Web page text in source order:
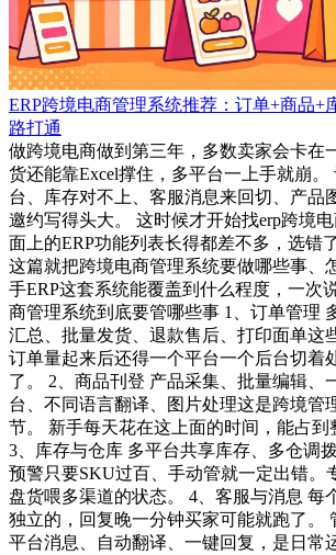
ERP跨境电商管理系统推荐：订单+商品+
路打通
做跨境电商做到第三年，多数卖家会卡在
货还能靠Excel撑住，多平台一上手就崩。
台、库存对不上、客服消息来回切、产品
邀约写得头大。 这时候才开始找erp跨境
面上的ERP功能列表长得都差不多，选错
这篇就把跨境电商管理系统要做哪些事、
手ERP这套系统能覆盖到什么程度，一次
商管理系统到底要管哪些事 1、订单管理
汇总、批量发货、退款售后、打印面单这
订单量起来后还得一个平台一个后台切着
了。 2、商品刊登 产品采集、批量编辑、
台、不同语言翻译、图片处理这是跨境管
节。 新手每天花在这上面的时间，能占到
3、库存与仓库 多平台共享库存、多仓调
预警只要SKU过百、手动管就一定出错。
盘货喂多渠道的状态。 4、客服与消息 每
独立的，回复晚一分钟买家可能就跑了。
平台消息、自动翻译、一键回复，是日常